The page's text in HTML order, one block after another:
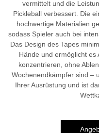
vermittelt und die
Pickleball verbessert. Die
hochwertige Materialien
sodass Spieler auch bei
Das Design des Tapes
Hände und ermöglicht es
konzentrieren, ohne
Wochenendkämpfer sind –
Ihrer Ausrüstung und ist